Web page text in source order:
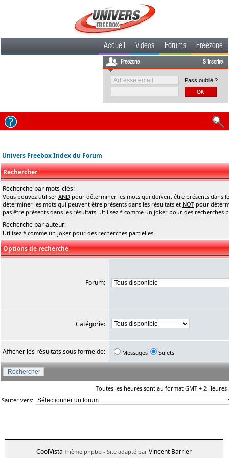
Accueil Videos Forums Freezone
Freezone S'inscrire
Pass oublié ?
Univers Freebox Index du Forum
Rechercher
Recherche par mots-clés:
Vous pouvez utiliser AND pour déterminer les mots qui doivent être présents dans
déterminer les mots qui peuvent être présents dans les résultats et NOT pour
pas être présents dans les résultats. Utilisez * comme un joker pour des recherches
Recherche par auteur:
Utilisez * comme un joker pour des recherches partielles
Options de recherche
Forum:
Catégorie:
Afficher les résultats sous forme de: Messages Sujets
Toutes les heures sont au format GMT + 2 Heures
Sauter vers:
CoolVista Thème phpbb - Site adapté par Vincent Barrier